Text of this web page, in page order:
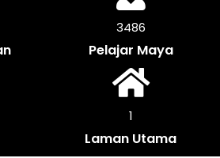
3858
Pelajar Maya
1
Laman Utama